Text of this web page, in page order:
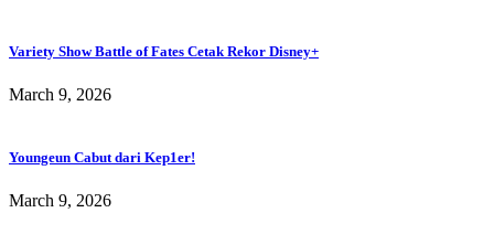
Variety Show Battle of Fates Cetak Rekor Disney+
March 9, 2026
Youngeun Cabut dari Kep1er!
March 9, 2026